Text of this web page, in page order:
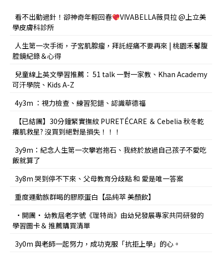
看不出動過針！卻神奇年輕回春
VIVABELLA薇貝拉 @上立美
學皮膚科診所
人生第一次手術，子宮肌腺瘤，拜託經痛不要再來 | 桃園禾馨腹
腔鏡紀錄＆心得
兒童線上英文學習推薦： 51 talk 一對一家教、Khan Academy
可汗學院、Kids A-Z
4y3m ：視力檢查、練習犯錯、認識華德福
【已結團】30分鐘緊實撫紋 PURETÉCARE ＆ Cebelia 秋冬乾
癢肌救星? 沒買到絕對是損失！！！
3y9m：紀念人生第一次攀岩抱石、我終於放過自己孩子不愛吃
飯就算了
3y8m 哭到停不下來、父母教育分歧點 和 愛是唯一答案
重度運動族群喝的膠原蛋白【品純萃 美顏飲】
•開團• 幼教屆老字號《理特尚》由幼兒發展專家共同研發的
學習圖卡＆ 推薦購買清單
3y0m 與老師一起努力，成功克服「抗拒上學」的心。